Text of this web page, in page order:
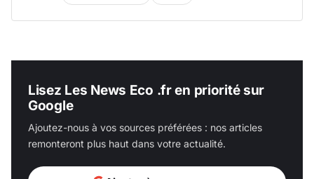
Lisez Les News Eco .fr en priorité sur
Google
Ajoutez-nous à vos sources préférées : nos articles
remonteront plus haut dans votre actualité.